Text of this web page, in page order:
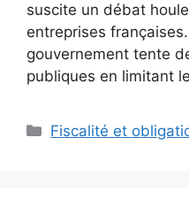
suscite un débat
entreprises
gouvernement tente
publiques en limitant
Catégories
Fiscalité et